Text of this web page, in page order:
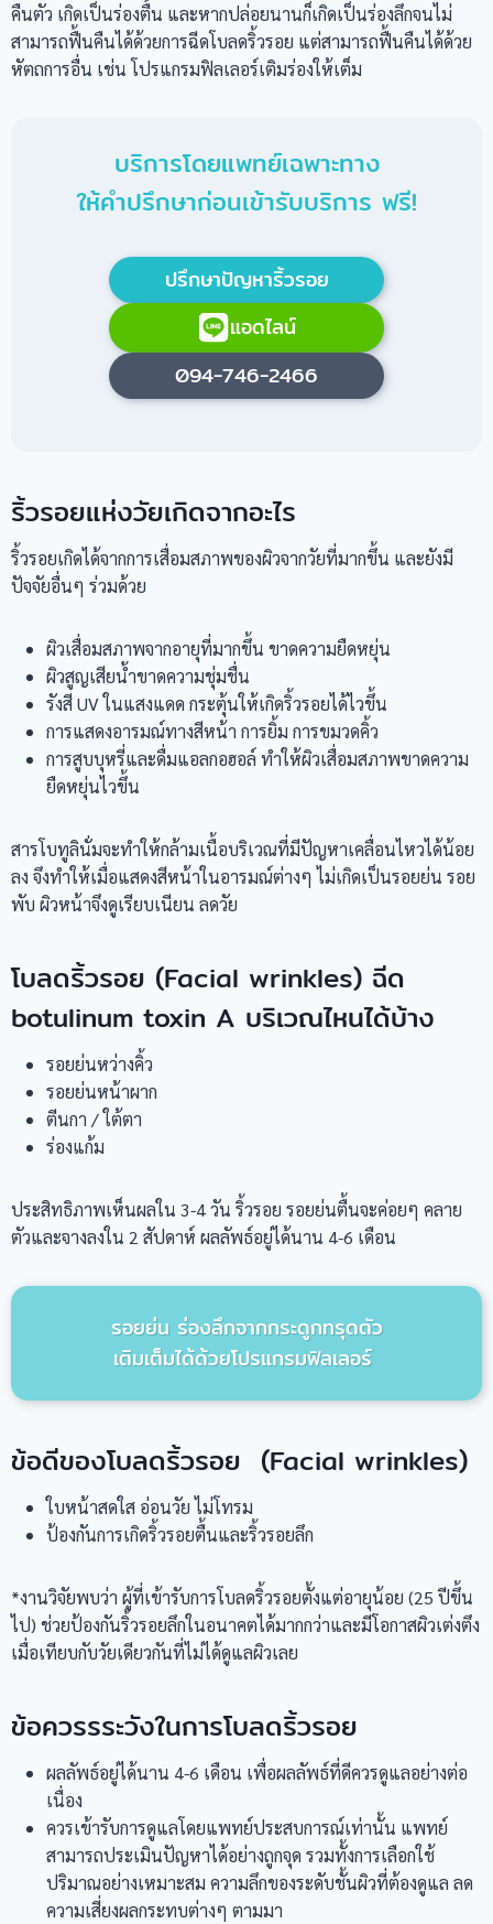
คืนตัว เกิดเป็นร่องตื้น และหากปล่อยนานก็เกิดเป็นร่องลึกจนไม่
สามารถฟื้นคืนได้ด้วยการฉีดโบลดริ้วรอย แต่สามารถฟื้นคืนได้ด้วย
หัตถการอื่น เช่น โปรแกรมฟิลเลอร์เติมร่องให้เต็ม
บริการโดยแพทย์เฉพาะทาง
ให้คำปรึกษาก่อนเข้ารับบริการ ฟรี!
ปรึกษาปัญหาริ้วรอย
แอดไลน์
094-746-2466
ริ้วรอยแห่งวัยเกิดจากอะไร
ริ้วรอยเกิดได้จากการเสื่อมสภาพของผิวจากวัยที่มากขึ้น และยังมี
ปัจจัยอื่นๆ ร่วมด้วย
ผิวเสื่อมสภาพจากอายุที่มากขึ้น ขาดความยืดหยุ่น
ผิวสูญเสียน้ำขาดความชุ่มชื่น
รังสี UV ในแสงแดด กระตุ้นให้เกิดริ้วรอยได้ไวขึ้น
การแสดงอารมณ์ทางสีหน้า การยิ้ม การขมวดคิ้ว
การสูบบุหรี่และดื่มแอลกอฮอล์ ทำให้ผิวเสื่อมสภาพขาดความ
ยืดหยุ่นไวขึ้น
สารโบทูลินั่มจะทำให้กล้ามเนื้อบริเวณที่มีปัญหาเคลื่อนไหวได้น้อย
ลง จึงทำให้เมื่อแสดงสีหน้าในอารมณ์ต่างๆ ไม่เกิดเป็นรอยย่น รอย
พับ ผิวหน้าจึงดูเรียบเนียน ลดวัย
โบลดริ้วรอย (Facial wrinkles) ฉีด
botulinum toxin A บริเวณไหนได้บ้าง
รอยย่นหว่างคิ้ว
รอยย่นหน้าผาก
ตีนกา / ใต้ตา
ร่องแก้ม
ประสิทธิภาพเห็นผลใน 3-4 วัน ริ้วรอย รอยย่นตื้นจะค่อยๆ คลาย
ตัวและจางลงใน 2 สัปดาห์ ผลลัพธ์อยู่ได้นาน 4-6 เดือน
รอยย่น ร่องลึกจากกระดูกทรุดตัว
เติมเต็มได้ด้วยโปรแกรมฟิลเลอร์
ข้อดีของโบลดริ้วรอย (Facial wrinkles)
ใบหน้าสดใส อ่อนวัย ไม่โทรม
ป้องกันการเกิดริ้วรอยตื้นและริ้วรอยลึก
*งานวิจัยพบว่า ผู้ที่เข้ารับการโบลดริ้วรอยตั้งแต่อายุน้อย (25 ปีขึ้น
ไป) ช่วยป้องกันริ้วรอยลึกในอนาคตได้มากกว่าและมีโอกาสผิวเต่งตึง
เมื่อเทียบกับวัยเดียวกันที่ไม่ได้ดูแลผิวเลย
ข้อควรรระวังในการโบลดริ้วรอย
ผลลัพธ์อยู่ได้นาน 4-6 เดือน เพื่อผลลัพธ์ที่ดีควรดูแลอย่างต่อ
เนื่อง
ควรเข้ารับการดูแลโดยแพทย์ประสบการณ์เท่านั้น แพทย์
สามารถประเมินปัญหาได้อย่างถูกจุด รวมทั้งการเลือกใช้
ปริมาณอย่างเหมาะสม ความลึกของระดับชั้นผิวที่ต้องดูแล ลด
ความเสี่ยงผลกระทบต่างๆ ตามมา